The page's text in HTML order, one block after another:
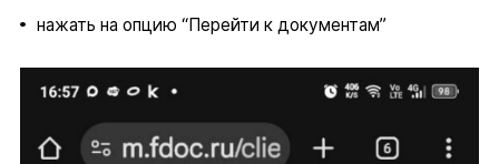
нажать на опцию “Перейти к документам”